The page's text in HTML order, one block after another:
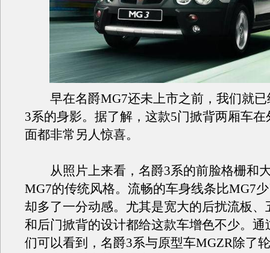
早在名爵MG7还未上市之前，我们就已
3系的身影。据了解，这款5门掀背两厢车
面都非常另人惊喜。
从照片上来看，名爵3系的前脸格栅和
MG7的传统风格。流畅的车身线条比MG7
却多了一分动感。尤其是宽大的后扰流板、
和后门掀背的设计都给这款车增色不少。通
们可以看到，名爵3系与原型车MGZR除了